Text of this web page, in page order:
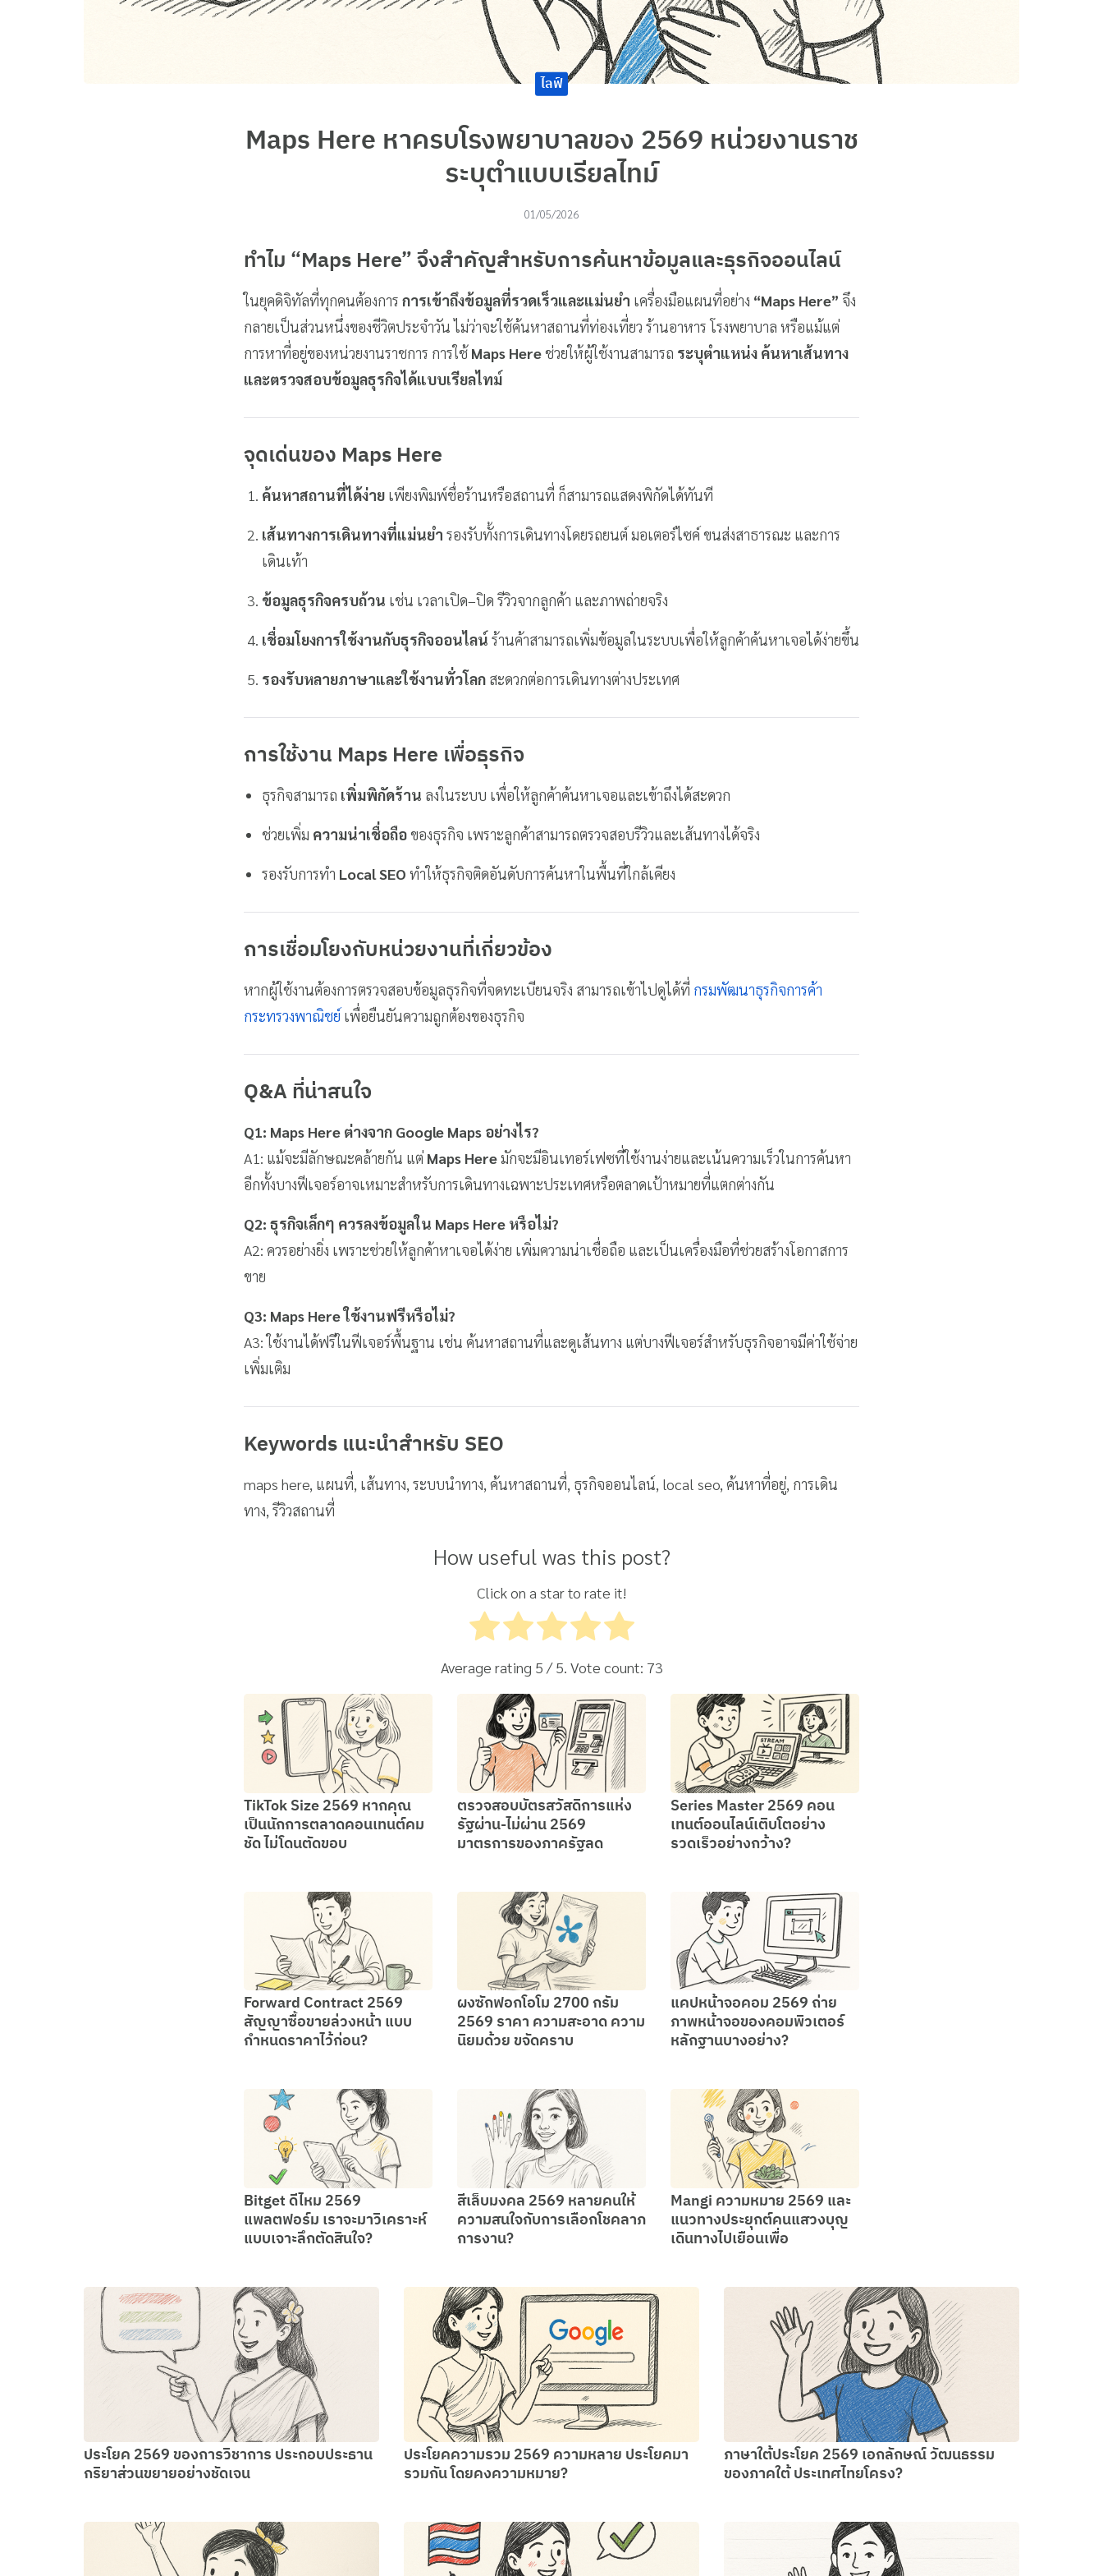
ไลฟ์
Maps Here หาครบโรงพยาบาลของ 2569 หน่วยงานราช
ระบุตำแบบเรียลไทม์
01/05/2026
ทำไม “Maps Here” จึงสำคัญสำหรับการค้นหาข้อมูลและธุรกิจออนไลน์
ในยุคดิจิทัลที่ทุกคนต้องการ การเข้าถึงข้อมูลที่รวดเร็วและแม่นยำ เครื่องมือแผนที่อย่าง “Maps Here” จึง
กลายเป็นส่วนหนึ่งของชีวิตประจำวัน ไม่ว่าจะใช้ค้นหาสถานที่ท่องเที่ยว ร้านอาหาร โรงพยาบาล หรือแม้แต่
การหาที่อยู่ของหน่วยงานราชการ การใช้ Maps Hereช่วยให้ผู้ใช้งานสามารถ ระบุตำแหน่ง ค้นหาเส้นทาง
และตรวจสอบข้อมูลธุรกิจได้แบบเรียลไทม์
จุดเด่นของ Maps Here
ค้นหาสถานที่ได้ง่ายเพียงพิมพ์ชื่อร้านหรือสถานที่ ก็สามารถแสดงพิกัดได้ทันที
เส้นทางการเดินทางที่แม่นยำ รองรับทั้งการเดินทางโดยรถยนต์ มอเตอร์ไซค์ ขนส่งสาธารณะ และการ
เดินเท้า
ข้อมูลธุรกิจครบถ้วน เช่น เวลาเปิด–ปิด รีวิวจากลูกค้า และภาพถ่ายจริง
เชื่อมโยงการใช้งานกับธุรกิจออนไลน์ ร้านค้าสามารถเพิ่มข้อมูลในระบบเพื่อให้ลูกค้าค้นหาเจอได้ง่ายขึ้น
รองรับหลายภาษาและใช้งานทั่วโลกสะดวกต่อการเดินทางต่างประเทศ
การใช้งาน Maps Here เพื่อธุรกิจ
ธุรกิจสามารถ เพิ่มพิกัดร้าน ลงในระบบ เพื่อให้ลูกค้าค้นหาเจอและเข้าถึงได้สะดวก
ช่วยเพิ่ม ความน่าเชื่อถือของธุรกิจ เพราะลูกค้าสามารถตรวจสอบรีวิวและเส้นทางได้จริง
รองรับการทำ Local SEO ทำให้ธุรกิจติดอันดับการค้นหาในพื้นที่ใกล้เคียง
การเชื่อมโยงกับหน่วยงานที่เกี่ยวข้อง
หากผู้ใช้งานต้องการตรวจสอบข้อมูลธุรกิจที่จดทะเบียนจริง สามารถเข้าไปดูได้ที่ กรมพัฒนาธุรกิจการค้า
กระทรวงพาณิชย์ เพื่อยืนยันความถูกต้องของธุรกิจ
Q&A ที่น่าสนใจ
Q1: Maps Here ต่างจาก Google Maps อย่างไร?
A1: แม้จะมีลักษณะคล้ายกัน แต่ Maps Hereมักจะมีอินเทอร์เฟซที่ใช้งานง่ายและเน้นความเร็วในการค้นหา
อีกทั้งบางฟีเจอร์อาจเหมาะสำหรับการเดินทางเฉพาะประเทศหรือตลาดเป้าหมายที่แตกต่างกัน
Q2: ธุรกิจเล็กๆ ควรลงข้อมูลใน Maps Here หรือไม่?
A2: ควรอย่างยิ่ง เพราะช่วยให้ลูกค้าหาเจอได้ง่าย เพิ่มความน่าเชื่อถือ และเป็นเครื่องมือที่ช่วยสร้างโอกาสการ
ขาย
Q3: Maps Here ใช้งานฟรีหรือไม่?
A3: ใช้งานได้ฟรีในฟีเจอร์พื้นฐาน เช่น ค้นหาสถานที่และดูเส้นทาง แต่บางฟีเจอร์สำหรับธุรกิจอาจมีค่าใช้จ่าย
เพิ่มเติม
Keywords แนะนำสำหรับ SEO
maps here, แผนที่, เส้นทาง, ระบบนำทาง, ค้นหาสถานที่, ธุรกิจออนไลน์, local seo, ค้นหาที่อยู่, การเดิน
ทาง, รีวิวสถานที่
How useful was this post?
Click on a star to rate it!
Average rating 5 / 5. Vote count: 73
TikTok Size 2569 หากคุณ
เป็นนักการตลาดคอนเทนต์คม
ชัด ไม่โดนตัดขอบ
ตรวจสอบบัตรสวัสดิการแห่ง
รัฐผ่าน-ไม่ผ่าน 2569
มาตรการของภาครัฐลด
Series Master 2569 คอน
เทนต์ออนไลน์เติบโตอย่าง
รวดเร็วอย่างกว้าง?
Forward Contract 2569
สัญญาซื้อขายล่วงหน้า แบบ
กำหนดราคาไว้ก่อน?
ผงซักฟอกโอโม 2700 กรัม
2569 ราคา ความสะอาด ความ
นิยมด้วย ขจัดคราบ
แคปหน้าจอคอม 2569 ถ่าย
ภาพหน้าจอของคอมพิวเตอร์
หลักฐานบางอย่าง?
Bitget ดีไหม 2569
แพลตฟอร์ม เราจะมาวิเคราะห์
แบบเจาะลึกตัดสินใจ?
สีเล็บมงคล 2569 หลายคนให้
ความสนใจกับการเลือกโชคลาภ
การงาน?
Mangi ความหมาย 2569 และ
แนวทางประยุกต์คนแสวงบุญ
เดินทางไปเยือนเพื่อ
ประโยค 2569 ของการวิชาการ ประกอบประธาน
กริยาส่วนขยายอย่างชัดเจน
ประโยคความรวม 2569 ความหลาย ประโยคมา
รวมกัน โดยคงความหมาย?
ภาษาใต้ประโยค 2569 เอกลักษณ์ วัฒนธรรม
ของภาคใต้ ประเทศไทยโครง?